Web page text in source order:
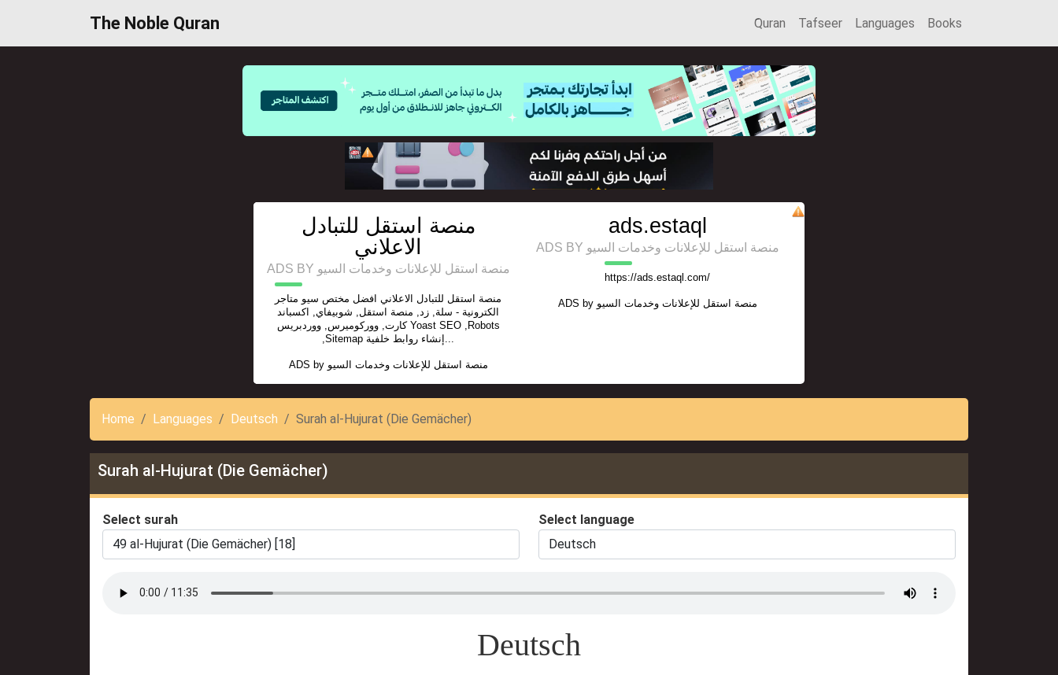
The Noble Quran َQuran Tafseer Languages Books
منصة استقل للتبادل
الاعلاني
ADS BY منصة استقل للإعلانات وخدمات السيو
منصة استقل للتبادل الاعلاني افضل مختص سيو متاجر
الكترونية - سلة, زد, منصة استقل, شوبيفاي, اكسباند
كارت, ووركوميرس, ووردبريس Yoast SEO ,Robots
,Sitemap إنشاء روابط خلفية...
ADS by منصة استقل للإعلانات وخدمات السيو
ads.estaql
ADS BY منصة استقل للإعلانات وخدمات السيو
https://ads.estaql.com/
ADS by منصة استقل للإعلانات وخدمات السيو
Home Languages Deutsch Surah al-Hujurat (Die Gemächer)
Surah al-Hujurat (Die Gemächer)
Select surah Select language
Deutsch